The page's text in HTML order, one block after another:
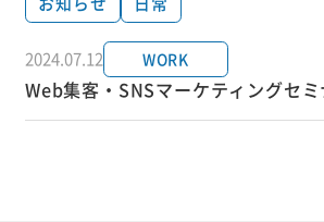
2024.07.12 WORK
Web集客・SNSマーケティングセ